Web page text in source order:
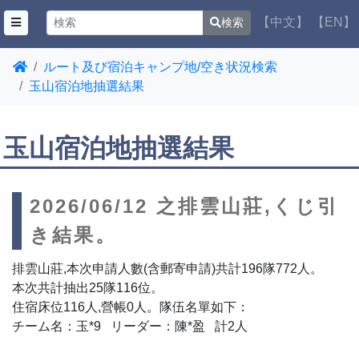
検索 【中文】 【EN】
ルート及び宿泊キャンプ地/空き状況検索
玉山宿泊地抽選結果
玉山宿泊地抽選結果
2026/06/12 之排雲山莊,くじ引
き結果。
排雲山莊,本次申請人數(含郵寄申請)共計196隊772人。
本次共計抽出25隊116位。
住宿床位116人,營帳0人。隊伍名單如下：
チーム名：玉*9 リーダー：陳*盈 計2人